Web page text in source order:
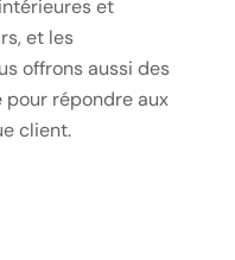
et
et les
offrons aussi des
pour répondre aux
client.